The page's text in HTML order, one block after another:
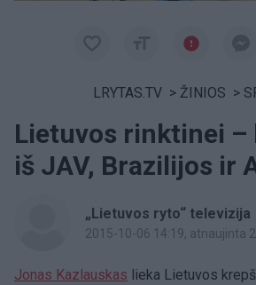
LRYTAS.TV > ŽINIOS >
Lietuvos rinktinei –
iš JAV, Brazilijos ir
„Lietuvos ryto“ televizija
2015-10-06 14:19, atnaujinta
Jonas Kazlauskas lieka Lietuvos